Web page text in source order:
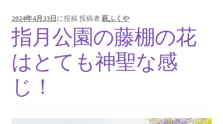
メ
ニ
お問い合わせ
サ
ブ
展
2024年4月23日に投稿投稿者萩ふくや
指月公園の藤棚の花
はとても神聖な感
じ！